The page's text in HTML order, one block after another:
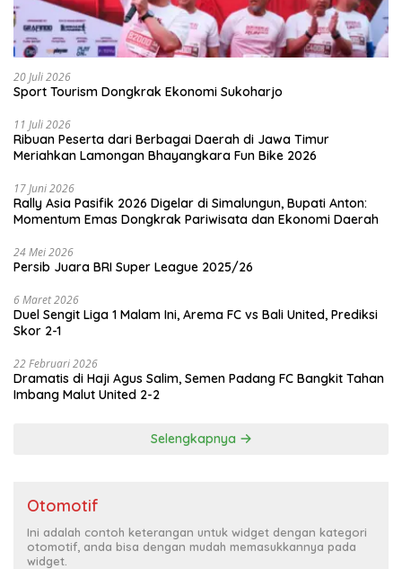
20 Juli 2026
Sport Tourism Dongkrak Ekonomi Sukoharjo
11 Juli 2026
Ribuan Peserta dari Berbagai Daerah di Jawa Timur
Meriahkan Lamongan Bhayangkara Fun Bike 2026
17 Juni 2026
Rally Asia Pasifik 2026 Digelar di Simalungun, Bupati Anton:
Momentum Emas Dongkrak Pariwisata dan Ekonomi Daerah
24 Mei 2026
Persib Juara BRI Super League 2025/26
6 Maret 2026
Duel Sengit Liga 1 Malam Ini, Arema FC vs Bali United, Prediksi
Skor 2-1
22 Februari 2026
Dramatis di Haji Agus Salim, Semen Padang FC Bangkit Tahan
Imbang Malut United 2-2
Selengkapnya
Otomotif
Ini adalah contoh keterangan untuk widget dengan kategori
otomotif, anda bisa dengan mudah memasukkannya pada
widget.